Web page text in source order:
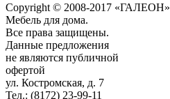
Copyright © 2008-2017 «ГАЛЕОН»
Мебель для дома.
Все права защищены.
Данные предложения
не являются публичной
офертой
ул. Костромская, д. 7
Тел.: (8172) 23-99-11